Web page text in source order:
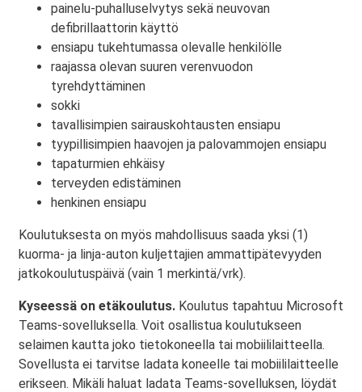
painelu-puhalluselvytys sekä neuvovan
defibrillaattorin käyttö
ensiapu tukehtumassa olevalle henkilölle
raajassa olevan suuren verenvuodon
tyrehdyttäminen
sokki
tavallisimpien sairauskohtausten ensiapu
tyypillisimpien haavojen ja palovammojen ensiapu
tapaturmien ehkäisy
terveyden edistäminen
henkinen ensiapu
Koulutuksesta on myös mahdollisuus saada yksi (1)
kuorma- ja linja-auton kuljettajien ammattipätevyyden
jatkokoulutuspäivä (vain 1 merkintä/vrk).
Kyseessä on etäkoulutus. Koulutus tapahtuu Microsoft
Teams-sovelluksella. Voit osallistua koulutukseen
selaimen kautta joko tietokoneella tai mobiililaitteella.
Sovellusta ei tarvitse ladata koneelle tai mobiililaitteelle
erikseen. Mikäli haluat ladata Teams-sovelluksen, löydät